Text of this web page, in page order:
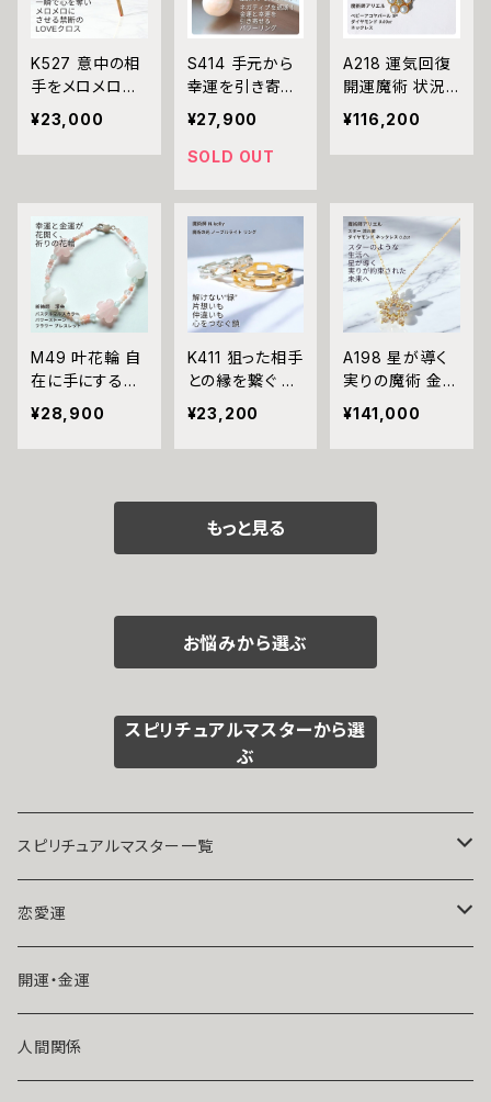
日 寅の日 恋愛
三角関係 片思
い 両想い 結婚
良縁 引き寄せ
変える 恋愛運
び 願望成就 お
守り
強力 恋愛運 略
係 ライバル 魔
術 アクセサリー
ペンダント 白魔
運 パワーストー
天然石 愛情運
術 強力 黒魔術
おまじない 呪
本物 魔術師 魔
守り アクセサリ
ハート diamon
d
K527 意中の相
手をメロメロに
する 神秘的な誘
惑魔術 ストーン
Wクロス ネック
作 十字架 cros
s ユニセックス
男女兼用 メンズ
魅力アップ 好か
れる モテる 愛
される 魔術 ア
り 恋愛成就
¥23,000
S414 手元から
幸運を引き寄
せ、金運・財運を
アップ 運命を変
える輝き ハート
モンド 揺れる 大
粒パール リング
サラ・セレンディ
ピティ 指輪 生
業守護 ウィッカ
の魔法 ゴールド
運気アップ 幸運
召致 潜在能力
活性 幸運期 魔
ない 白魔法 強
パワーストーン
¥27,900
SOLD OUT
A218 運気回復
開運魔術 状況
を一変させる 恋
愛も仕事も思い
通り ペンダグラ
アリエル ベビー
アコヤパール 5
P ダイヤモンド
0.03ct ネックレ
ス 魔法陣 五芒
星 お守り 強力
ル フラワー 恋愛
運 アクセサリー
白魔術 パワース
い 開運 運気ア
潜在能力 活性
運 出世 思い通
¥116,200
M49 叶花輪 自
在に手にする
「金運と幸運」
魂を浄化し 幸せ
を掴む パステル
財運 成就 成功
縁結び 幸運 霊
ュアル 強運 神
社 神様 災厄
¥28,900
K411 狙った相手
との縁を繋ぐ 縁
結び 片想い成
就 仲直り エタ
ーナル チェーン
作 恋愛運 人間
関係 縁結び 魅
願い 叶う 結び
開運 強運 本物
¥23,200
A198 星が導く
実りの魔術 金運
財運を呼ぶ 流れ
星 スター ダイヤ
モンド ネックレ
diamond 誕生
¥141,000
もっと見る
お悩みから選ぶ
スピリチュアルマスターから選
ぶ
スピリチュアルマスター一覧
魔術師アリエル
悪魔術師べリアル
風水師さくら
恋愛運
片思い
ライバルの居る恋（略奪したい）
開運・金運
人間関係